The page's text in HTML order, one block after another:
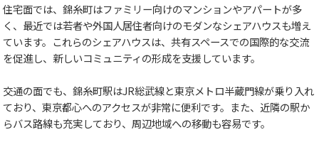
住宅面では、錦糸町はファミリー向けのマンションやアパートが多
く、最近では若者や外国人居住者向けのモダンなシェアハウスも増え
ています。これらのシェアハウスは、共有スペースでの国際的な交流
を促進し、新しいコミュニティの形成を支援しています。
交通の面でも、錦糸町駅はJR総武線と東京メトロ半蔵門線が乗り入れ
ており、東京都心へのアクセスが非常に便利です。また、近隣の駅か
らバス路線も充実しており、周辺地域への移動も容易です。